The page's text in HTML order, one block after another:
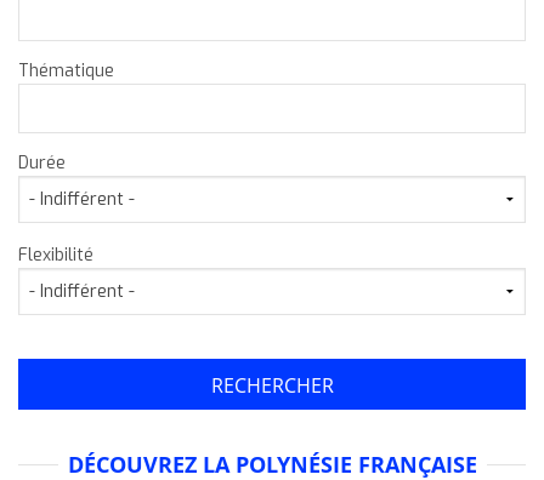
Thématique
Durée
Flexibilité
DÉCOUVREZ LA POLYNÉSIE FRANÇAISE